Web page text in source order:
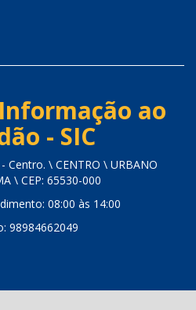
ao
- SIC
Centro. \ CENTRO \ URBANO
\ CEP: 65530-000
08:00 às 14:00
98984662049